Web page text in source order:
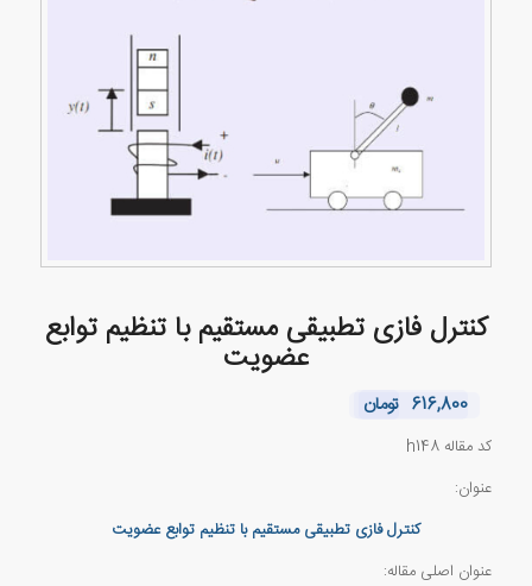
کنترل فازی تطبیقی مستقیم با تنظیم توابع
عضویت
616,800 تومان
کد مقاله h148
عنوان:
کنترل فازی تطبیقی مستقیم با تنظیم توابع عضویت
عنوان اصلی مقاله: